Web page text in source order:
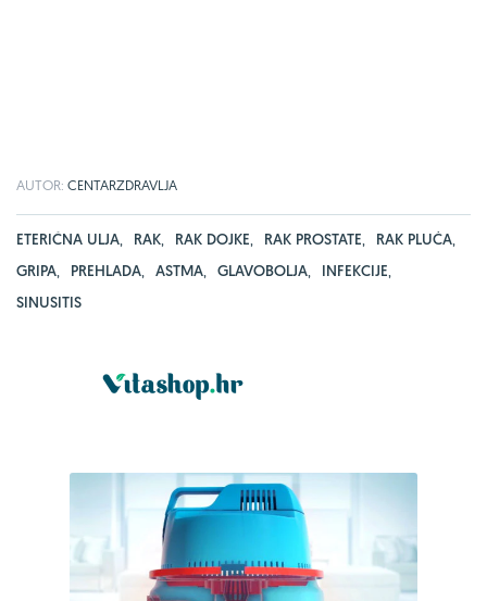
AUTOR: CENTARZDRAVLJA
ETERIČNA ULJA, RAK, RAK DOJKE, RAK PROSTATE, RAK PLUĆA,
GRIPA, PREHLADA, ASTMA, GLAVOBOLJA, INFEKCIJE,
SINUSITIS